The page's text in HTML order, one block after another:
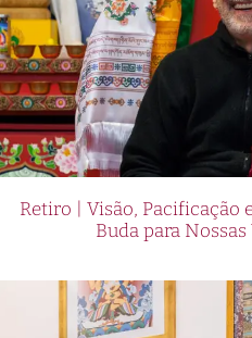
Retiro | Visão, Pacificação
Buda para